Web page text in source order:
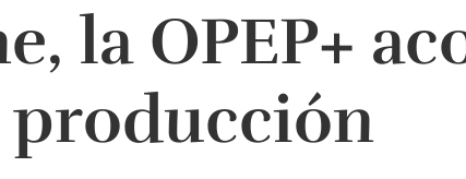
la OPEP+
producción